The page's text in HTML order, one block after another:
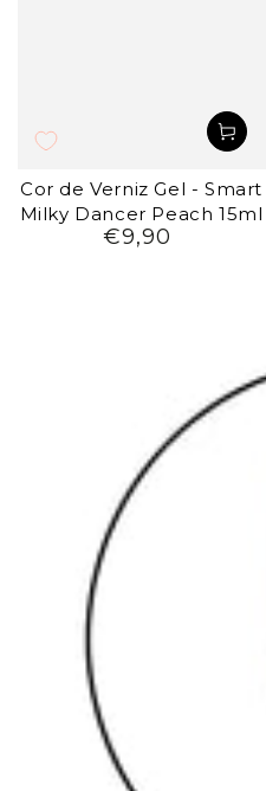
Cor de Verniz Gel - Smart
Milky Dancer Peach 15ml
Preço
€9,90